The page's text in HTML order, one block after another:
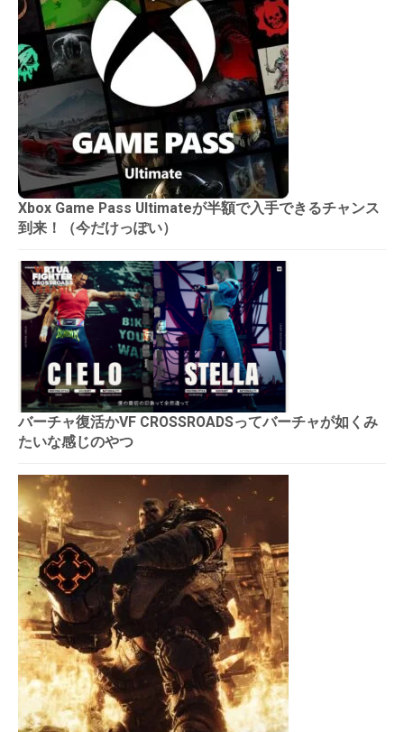
Xbox Game Pass Ultimateが半額で入手できるチャンス
到来！（今だけっぽい）
バーチャ復活かVF CROSSROADSってバーチャが如くみ
たいな感じのやつ